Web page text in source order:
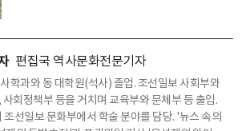
편집국 역사문화전문기자
학과와 동 대학원(석사) 졸업. 조선일보 사회부와
회정책부 등을 거치며 교육부와 문체부 등 출입.
선일보 문화부에서 학술 분야를 담당. '뉴스 속의